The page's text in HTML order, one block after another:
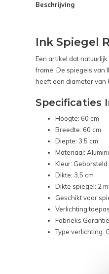
Beschrijving
Ink Spiegel
Een artikel dat
frame. De spiegels van
heeft een diameter van
Specificaties
Hoogte: 60 cm
Breedte: 60 cm
Diepte: 3,5 cm
Materiaal:
Kleur: Geborsteld
Dikte: 3,5 cm
Dikte spiegel: 2
Geschikt voor
Verlichting
Fabrieks
Type verlichting: